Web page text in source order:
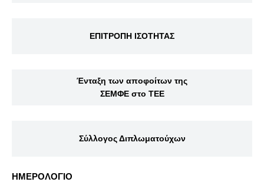
ΕΠΙΤΡΟΠΗ ΙΣΟΤΗΤΑΣ
Ένταξη των αποφοίτων της
ΣΕΜΦΕ στο ΤΕΕ
Σύλλογος Διπλωματούχων
ΗΜΕΡΟΛΟΓΙΟ